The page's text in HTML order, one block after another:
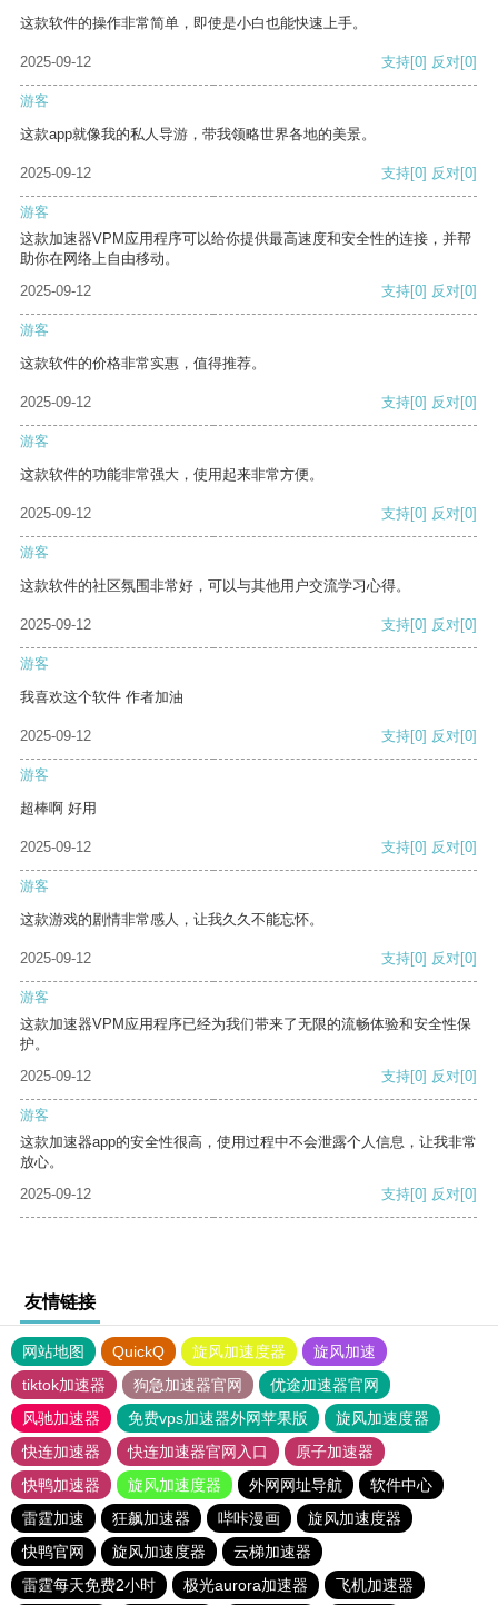
这款软件的操作非常简单，即使是小白也能快速上手。
2025-09-12 支持[0] 反对[0]
游客
这款app就像我的私人导游，带我领略世界各地的美景。
2025-09-12 支持[0] 反对[0]
游客
这款加速器VPM应用程序可以给你提供最高速度和安全性的连接，并帮
助你在网络上自由移动。
2025-09-12
支持[0] 反对[0]
游客
这款软件的价格非常实惠，值得推荐。
2025-09-12 支持[0] 反对[0]
游客
这款软件的功能非常强大，使用起来非常方便。
2025-09-12 支持[0] 反对[0]
游客
这款软件的社区氛围非常好，可以与其他用户交流学习心得。
2025-09-12 支持[0] 反对[0]
游客
我喜欢这个软件 作者加油
2025-09-12 支持[0] 反对[0]
游客
超棒啊 好用
2025-09-12 支持[0] 反对[0]
游客
这款游戏的剧情非常感人，让我久久不能忘怀。
2025-09-12 支持[0] 反对[0]
游客
这款加速器VPM应用程序已经为我们带来了无限的流畅体验和安全性保
护。
2025-09-12
支持[0] 反对[0]
游客
这款加速器app的安全性很高，使用过程中不会泄露个人信息，让我非常
放心。
2025-09-12
支持[0] 反对[0]
友情链接
网站地图 QuickQ 旋风加速度器
旋风加速
tiktok加速器
狗急加速器官网
优途加速器官网
风驰加速器
免费vps加速器外网苹果版
旋风加速度器
快连加速器
快连加速器官网入口
原子加速器
快鸭加速器
旋风加速度器 外网网址导航
软件中心
雷霆加速
狂飙加速器 哔咔漫画
旋风加速度器
快鸭官网
旋风加速度器
云梯加速器
雷霆每天免费2小时
极光aurora加速器 飞机加速器